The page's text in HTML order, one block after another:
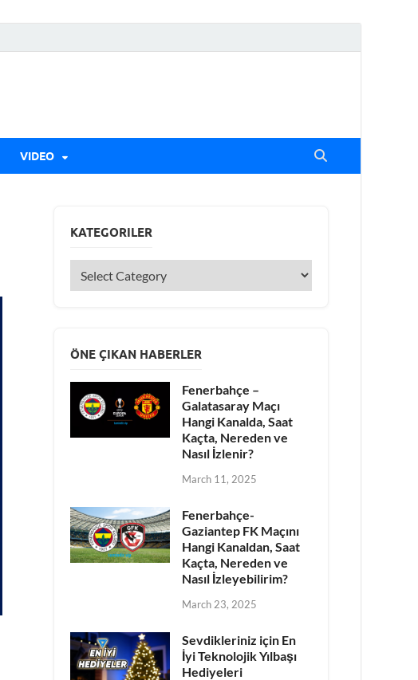
VIDEO
KATEGORILER
ÖNE ÇIKAN HABERLER
Fenerbahçe –
Galatasaray Maçı
Hangi Kanalda, Saat
Kaçta, Nereden ve
Nasıl İzlenir?
March 11, 2025
Fenerbahçe-
Gaziantep FK Maçını
Hangi Kanaldan, Saat
Kaçta, Nereden ve
Nasıl İzleyebilirim?
March 23, 2025
Sevdikleriniz için En
İyi Teknolojik Yılbaşı
Hediyeleri